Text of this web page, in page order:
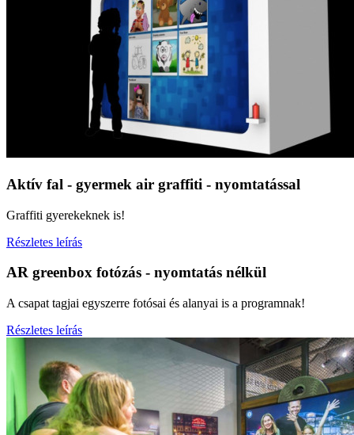
Aktív fal - gyermek air graffiti - nyomtatással
Graffiti gyerekeknek is!
Részletes leírás
AR greenbox fotózás - nyomtatás nélkül
A csapat tagjai egyszerre fotósai és alanyai is a programnak!
Részletes leírás